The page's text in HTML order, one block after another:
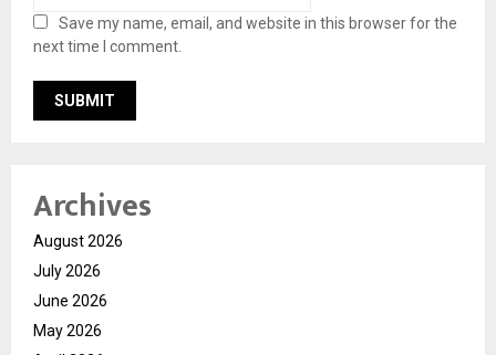
Save my name, email, and website in this browser for the
next time I comment.
Archives
August 2026
July 2026
June 2026
May 2026